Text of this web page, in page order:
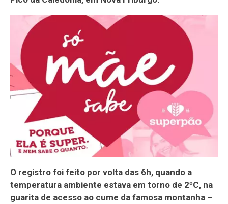
O registro foi feito por volta das 6h, quando a
temperatura ambiente estava em torno de 2ºC, na
guarita de acesso ao cume da famosa montanha –